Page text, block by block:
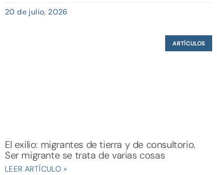
20 de julio, 2026
ARTÍCULOS
El exilio: migrantes de tierra y de consultorio.
Ser migrante se trata de varias cosas
LEER ARTÍCULO »